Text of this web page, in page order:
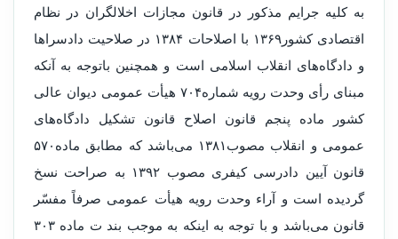
به کلیه جرایم مذکور در قانون مجازات اخلالگران در نظام
اقتصادی کشور۱۳۶۹ با اصلاحات ۱۳۸۴ در صلاحیت دادسراها
و دادگاه‌های انقلاب اسلامی است و همچنین باتوجه به آنکه
مبنای رأی وحدت رویه شماره۷۰۴ هیأت عمومی دیوان عالی
کشور ماده پنجم قانون اصلاح قانون تشکیل دادگاه‌های
عمومی و انقلاب مصوب۱۳۸۱ می‌باشد که مطابق ماده۵۷۰
قانون آیین دادرسی کیفری مصوب ۱۳۹۲ به صراحت نسخ
گردیده است و آراء وحدت رویه هیأت عمومی صرفاً مفسّر
قانون می‌باشد و با توجه به اینکه به موجب بند ت ماده ۳۰۳